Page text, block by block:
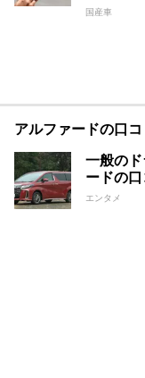
国産車
アルファードの口
一般の
ードの
エンタメ